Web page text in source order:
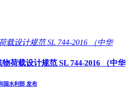
物荷载设计规范 SL 744-2016 （中华
国水利部 发布